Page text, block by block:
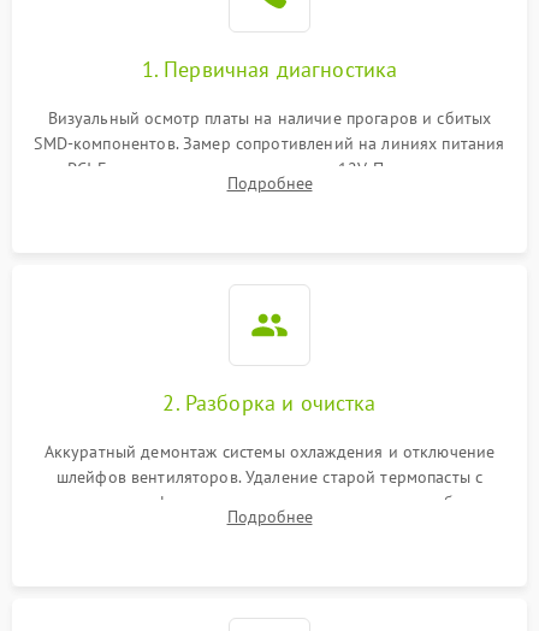
1. Первичная диагностика
Визуальный осмотр платы на наличие прогаров и сбитых
SMD-компонентов. Замер сопротивлений на линиях питания
PCI-E и дополнительных разъемах 12V. Проверка на
короткое замыкание основных дросселей питания GPU и
Подробнее
2. Разборка и очистка
Аккуратный демонтаж системы охлаждения и отключение
шлейфов вентиляторов. Удаление старой термопасты с
кристалла графического чипа и термопрокладок с банок
памяти и зоны VRM. Очистка платы от пыли и окислов.
Подробнее